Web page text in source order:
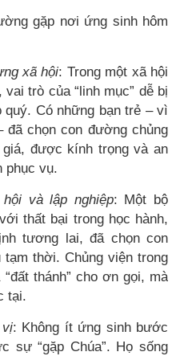
gặp nơi ứng sinh hôm
xã hội: Trong một xã hội
trò của “linh mục” dễ bị
quý. Có những bạn trẻ – vì
chọn con đường chủng
được kính trọng và an
phục vụ.
và lập nghiệp: Một bộ
thất bại trong học hành,
tương lai, đã chọn con
thời. Chủng viện trong
thánh” cho ơn gọi, mà
tại.
: Không ít ứng sinh bước
sự “gặp Chúa”. Họ sống